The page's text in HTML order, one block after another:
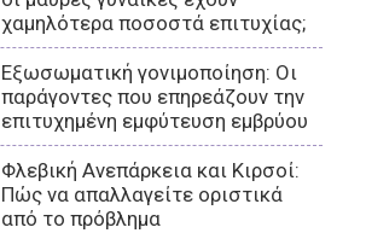
χαμηλότερα ποσοστά επιτυχίας;
Εξωσωματική γονιμοποίηση: Οι
παράγοντες που επηρεάζουν την
επιτυχημένη εμφύτευση εμβρύου
Φλεβική Ανεπάρκεια και Κιρσοί:
Πώς να απαλλαγείτε οριστικά
από το πρόβλημα